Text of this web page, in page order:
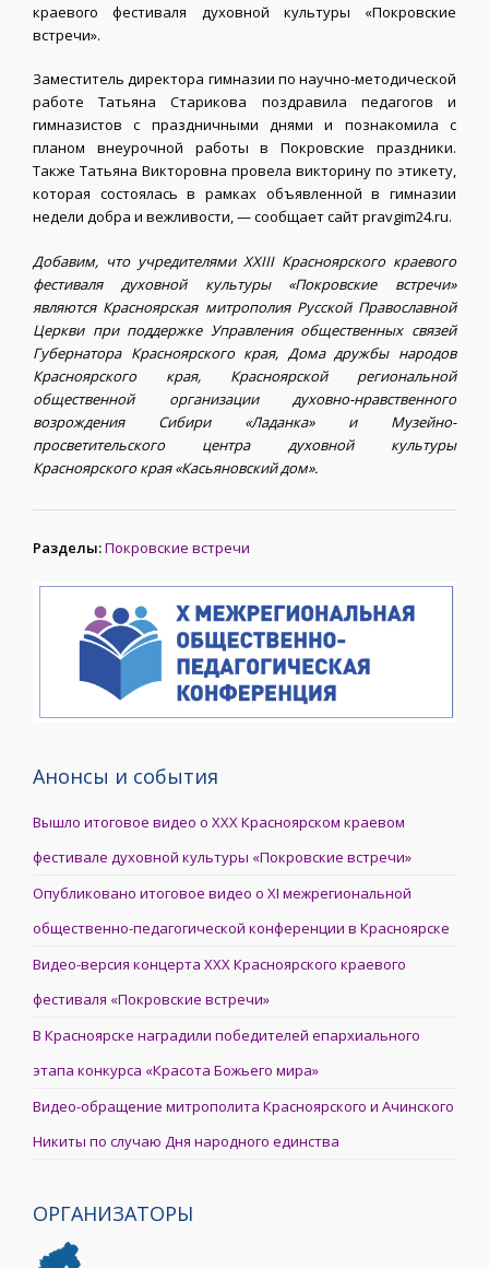
краевого фестиваля духовной культуры «Покровские
встречи».
Заместитель директора гимназии по научно-методической
работе Татьяна Старикова поздравила педагогов и
гимназистов с праздничными днями и познакомила с
планом внеурочной работы в Покровские праздники.
Также Татьяна Викторовна провела викторину по этикету,
которая состоялась в рамках объявленной в гимназии
недели добра и вежливости, — сообщает сайт pravgim24.ru.
Добавим, что учредителями XXIII Красноярского краевого
фестиваля духовной культуры «Покровские встречи»
являются Красноярская митрополия Русской Православной
Церкви при поддержке Управления общественных связей
Губернатора Красноярского края, Дома дружбы народов
Красноярского края, Красноярской региональной
общественной организации духовно-нравственного
возрождения Сибири «Ладанка» и Музейно-
просветительского центра духовной культуры
Красноярского края «Касьяновский дом».
Разделы:Покровские встречи
Анонсы и события
Вышло итоговое видео о XXX Красноярском краевом
фестивале духовной культуры «Покровские встречи»
Опубликовано итоговое видео о XI межрегиональной
общественно-педагогической конференции в Красноярске
Видео-версия концерта XXX Красноярского краевого
фестиваля «Покровские встречи»
В Красноярске наградили победителей епархиального
этапа конкурса «Красота Божьего мира»
Видео-обращение митрополита Красноярского и Ачинского
Никиты по случаю Дня народного единства
ОРГАНИЗАТОРЫ